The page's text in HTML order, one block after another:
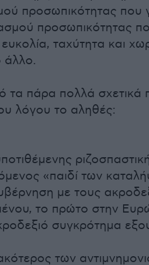
προσωπικότητας που
προσωπικότητας
ταχύτητα και
άλλο.
τα πάρα πολλά σχετικά
λόγου το αληθές:
«παιδί των
με τους
το πρώτο στην
συγκρότημα
των